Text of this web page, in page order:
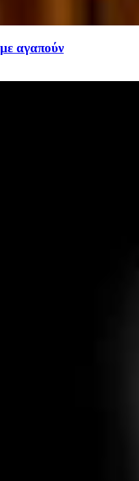
αγαπούν